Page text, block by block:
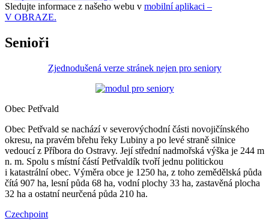
Sledujte informace z našeho webu v mobilní aplikaci –
V OBRAZE.
Senioři
Zjednodušená verze stránek nejen pro seniory
Obec Petřvald
Obec Petřvald se nachází v severovýchodní části novojičínského
okresu, na pravém břehu řeky Lubiny a po levé straně silnice
vedoucí z Příbora do Ostravy. Její střední nadmořská výška je 244 m
n. m. Spolu s místní částí Petřvaldík tvoří jednu politickou
i katastrální obec. Výměra obce je 1250 ha, z toho zemědělská půda
čítá 907 ha, lesní půda 68 ha, vodní plochy 33 ha, zastavěná plocha
32 ha a ostatní neurčená půda 210 ha.
Czechpoint